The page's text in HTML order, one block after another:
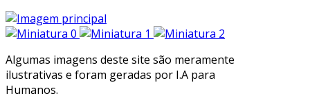
Algumas imagens deste site são meramente
ilustrativas e foram geradas por I.A para
Humanos.